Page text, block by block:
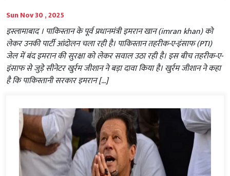
Sun Nov 30 , 2025
इस्लामाबाद । पाकिस्तान के पूर्व प्रधानमंत्री इमरान खान (imran khan) को
लेकर उनकी पार्टी आंदोलन चला रही है। पाकिस्तान तहरीक-ए-इंसाफ (PTI)
जेल में बंद इमरान की सुरक्षा को लेकर सवाल उठा रही है। इस बीच तहरीक-ए-
इंसाफ से जुड़े सीनेटर खुर्रम जीशान ने बड़ा दावा किया है। खुर्रम जीशान ने कहा
है कि पाकिस्तानी सरकार इमरान […]